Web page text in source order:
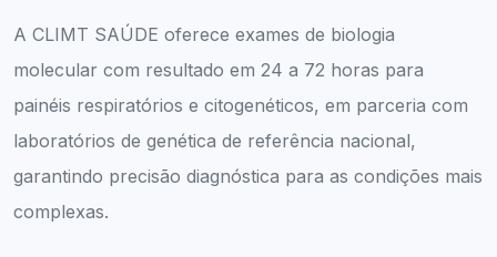
A CLIMT SAÚDE oferece exames de biologia
molecular com resultado em 24 a 72 horas para
painéis respiratórios e citogenéticos, em parceria com
laboratórios de genética de referência nacional,
garantindo precisão diagnóstica para as condições mais
complexas.